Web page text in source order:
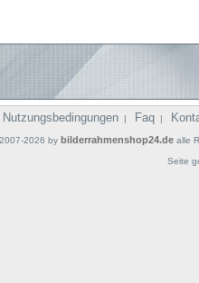
Nutzungsbedingungen | Faq |
2026 by bilderrahmenshop24.de alle
Seite